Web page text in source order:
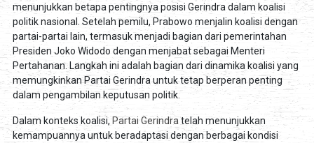
menunjukkan betapa pentingnya posisi Gerindra dalam koalisi
politik nasional. Setelah pemilu, Prabowo menjalin koalisi dengan
partai-partai lain, termasuk menjadi bagian dari pemerintahan
Presiden Joko Widodo dengan menjabat sebagai Menteri
Pertahanan. Langkah ini adalah bagian dari dinamika koalisi yang
memungkinkan Partai Gerindra untuk tetap berperan penting
dalam pengambilan keputusan politik.
Dalam konteks koalisi, Partai Gerindra telah menunjukkan
kemampuannya untuk beradaptasi dengan berbagai kondisi